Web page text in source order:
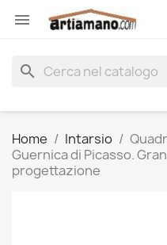

search
Home Intarsio
Guernica di Picasso.
progettazione